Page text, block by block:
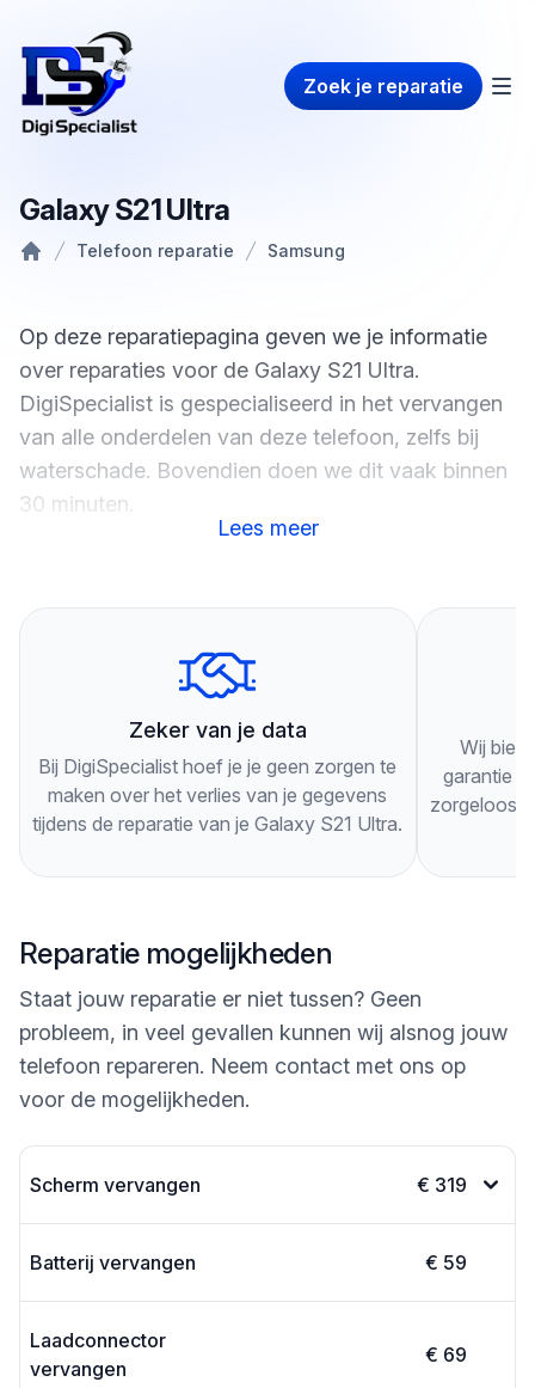
Zoek je reparatie
Galaxy S21 Ultra
Telefoon reparatie Samsung
Op deze reparatiepagina geven we je informatie
over reparaties voor de Galaxy S21 Ultra.
DigiSpecialist is gespecialiseerd in het vervangen
van alle onderdelen van deze telefoon, zelfs bij
waterschade. Bovendien doen we dit vaak binnen
30 minuten.
grondig inspecteren en je adviseren over de beste
oplossing voor je specifieke probleem.
Onze technici werken snel en efficiënt, zodat je zo
snel mogelijk weer gebruik kunt maken van je
Galaxy S21 Ultra. Als je nog vragen hebt of langs
wilt komen, kun je ons altijd bellen of een bericht
sturen via onze website. Wij staan klaar om je te
Lees meer
Zeker van je data
Bij DigiSpecialist hoef je je geen zorgen te
maken over het verlies van je gegevens
tijdens de reparatie van je Galaxy S21 Ultra.
Wij
garantie
zorgeloos
Reparatie mogelijkheden
Staat jouw reparatie er niet tussen? Geen
probleem, in veel gevallen kunnen wij alsnog jouw
telefoon repareren. Neem contact met ons op
voor de mogelijkheden.
Scherm vervangen € 319
Batterij vervangen € 59
Laadconnector
vervangen
€ 69